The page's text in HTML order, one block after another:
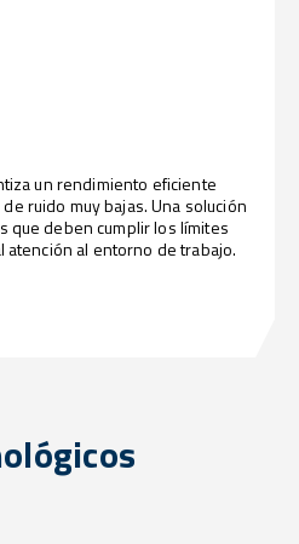
un rendimiento eficiente
ruido muy bajas. Una solución
que deben cumplir los límites
al entorno de trabajo.